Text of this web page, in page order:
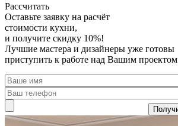
Рассчитать
Оставьте заявку на расчёт
стоимости кухни,
и получите скидку 10%!
Лучшие мастера и дизайнеры уже готовы
приступить к работе над Вашим проектом